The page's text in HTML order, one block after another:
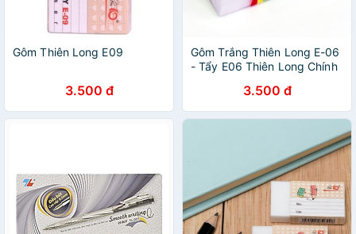
Gôm Thiên Long E09
3.500 đ
Gôm Trắng Thiên Long E-06
- Tẩy E06 Thiên Long Chính
3.500 đ